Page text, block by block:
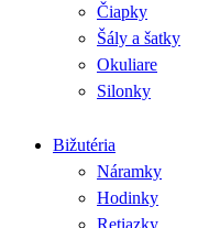
Čiapky
Šály a šatky
Okuliare
Silonky
Bižutéria
Náramky
Hodinky
Retiazky